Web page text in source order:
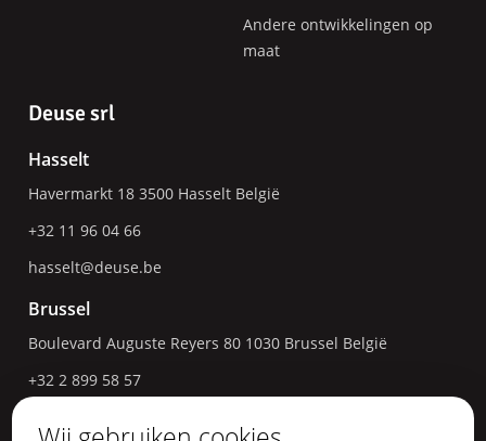
Andere ontwikkelingen op
maat
Deuse srl
Hasselt
Havermarkt 18 3500 Hasselt België
+32 11 96 04 66
hasselt@deuse.be
Brussel
Boulevard Auguste Reyers 80 1030 Brussel België
+32 2 899 58 57